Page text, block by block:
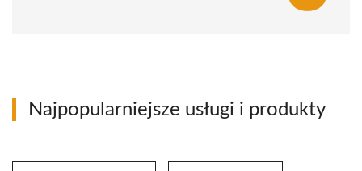
Najpopularniejsze usługi i produkty